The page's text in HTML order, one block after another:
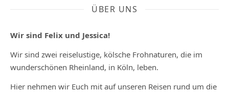
ÜBER UNS
Wir sind Felix und Jessica!
Wir sind zwei reiselustige, kölsche Frohnaturen, die im
wunderschönen Rheinland, in Köln, leben.
Hier nehmen wir Euch mit auf unseren Reisen rund um die